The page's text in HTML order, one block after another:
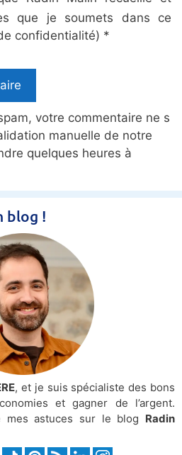
que je soumets dans ce
confidentialité) *
blog !
, et je suis spécialiste des bons
et gagner de l’argent.
mes astuces sur le blog Radin